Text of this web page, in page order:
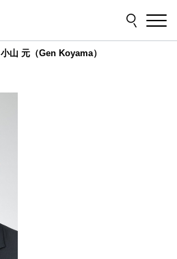
小山 元（Gen Koyama）